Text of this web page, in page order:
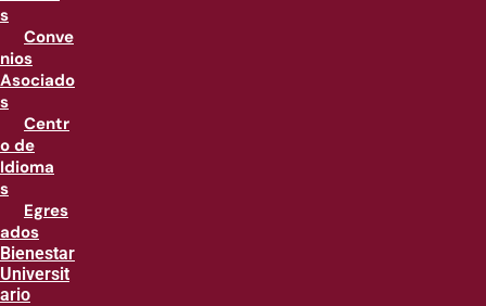
s
Conve
nios
Asociado
s
Centr
o de
Idioma
s
Egres
ados
Bienestar
Universit
ario